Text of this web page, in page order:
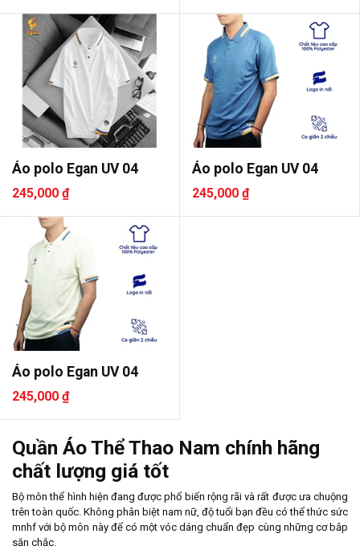
Áo polo Egan UV 04
245,000 ₫
Áo polo Egan UV 04
245,000 ₫
Áo polo Egan UV 04
245,000 ₫
Quần Áo Thể Thao Nam chính hãng
chất lượng giá tốt
Bộ môn thể hình hiện đang được phổ biến rộng rãi và rất được ưa chuộng
trên toàn quốc. Không phân biệt nam nữ, độ tuổi bạn đều có thể thức sức
mnhf với bộ môn này để có một vóc dáng chuẩn đẹp cùng những cơ bắp
săn chắc.